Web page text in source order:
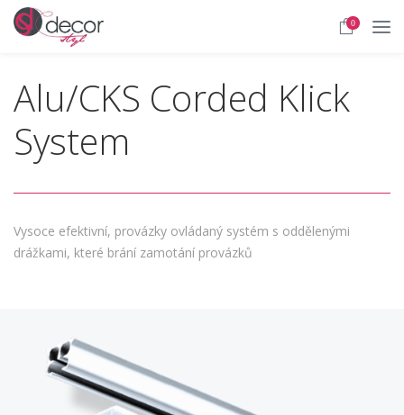
0
Alu/CKS Corded Klick
System
Vysoce efektivní, provázky ovládaný systém s oddělenými
drážkami, které brání zamotání provázků